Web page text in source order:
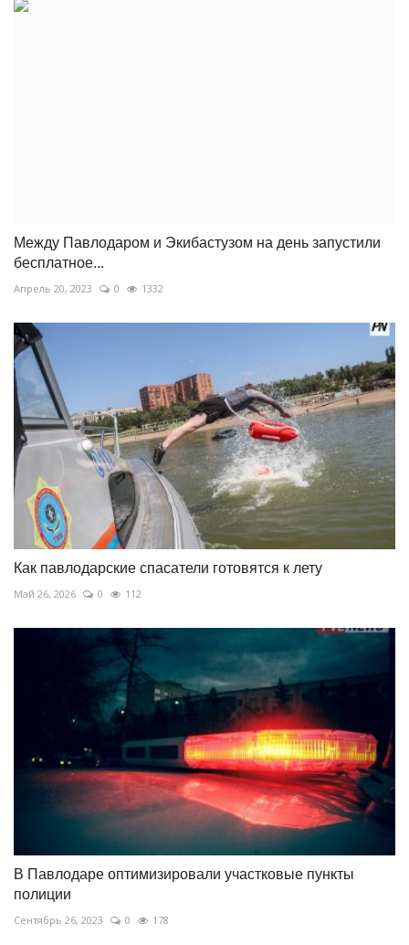
Между Павлодаром и Экибастузом на день запустили
бесплатное...
Апрель 20, 2023 0 1332
Как павлодарские спасатели готовятся к лету
Май 26, 2026 0 112
В Павлодаре оптимизировали участковые пункты
полиции
Сентябрь 26, 2023 0 178